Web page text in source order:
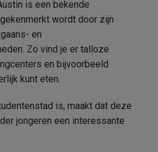
is een bekende
wordt door zijn
en
Zo vind je er talloze
en bijvoorbeeld
kunt eten.
is, maakt dat deze
jongeren een interessante